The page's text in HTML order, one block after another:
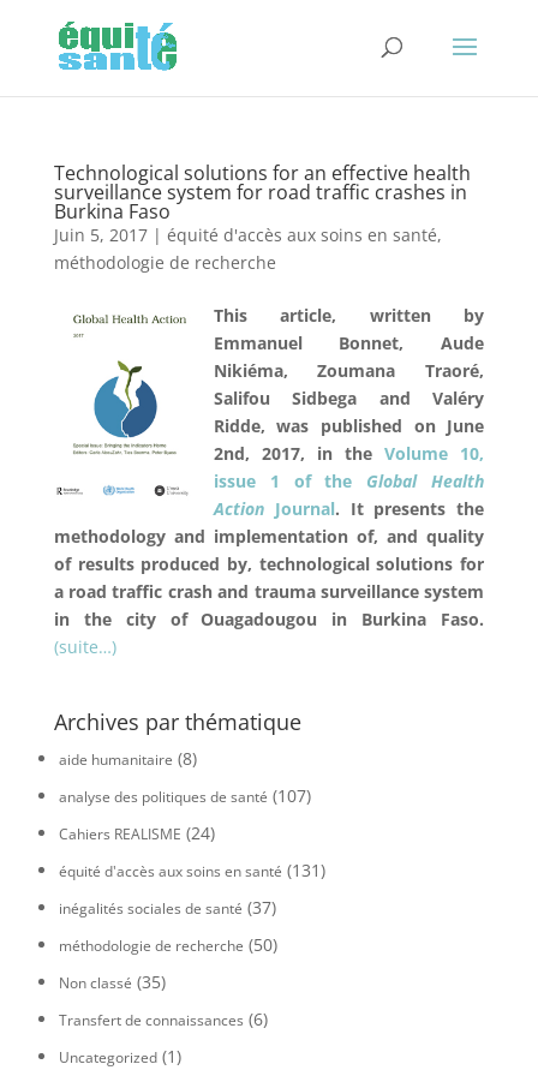
Technological solutions for an effective health
surveillance system for road traffic crashes in
Burkina Faso
Juin 5, 2017| équité d'accès aux soins en santé,
méthodologie de recherche
This article, written by
Emmanuel Bonnet, Aude
Nikiéma, Zoumana Traoré,
Salifou Sidbega and Valéry
Ridde, was published on June
2nd, 2017, in theVolume 10,
issue 1 of the Global Health
ActionJournal. It presents the
methodology and implementation of, and quality
of results produced by, technological solutions for
a road traffic crash and trauma surveillance system
in the city of Ouagadougou in Burkina Faso.
(suite…)
Archives par thématique
aide humanitaire (8)
analyse des politiques de santé (107)
Cahiers REALISME (24)
équité d'accès aux soins en santé (131)
inégalités sociales de santé (37)
méthodologie de recherche (50)
Non classé (35)
Transfert de connaissances (6)
Uncategorized(1)